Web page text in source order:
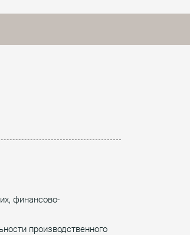
финансово-
производственного